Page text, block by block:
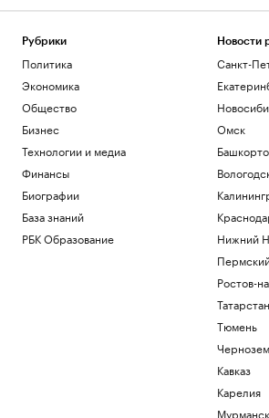
Рубрики
Политика
Экономика
Общество
Бизнес
Технологии и медиа
Финансы
Биографии
База знаний
РБК Образование
Новости
Санкт-
Омск
Нижний
Ростов-
Татарстан
Тюмень
Кавказ
Карелия
Мурманск